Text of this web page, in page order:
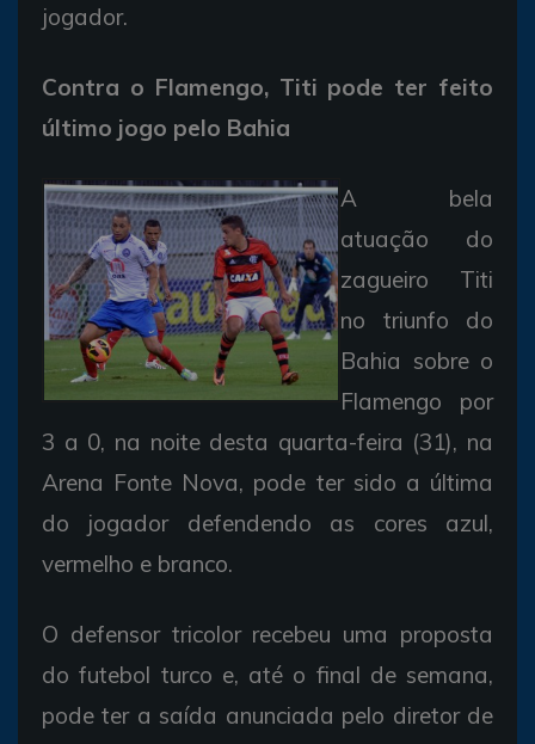
jogador.
Contra o Flamengo, Titi pode ter feito
último jogo pelo Bahia
A bela
atuação do
zagueiro Titi
no triunfo do
Bahia sobre o
Flamengo por
3 a 0, na noite desta quarta-feira (31), na
Arena Fonte Nova, pode ter sido a última
do jogador defendendo as cores azul,
vermelho e branco.
O defensor tricolor recebeu uma proposta
do futebol turco e, até o final de semana,
pode ter a saída anunciada pelo diretor de